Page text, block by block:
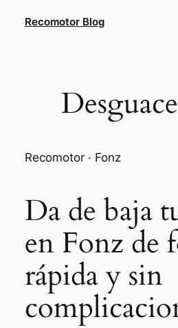
Recomotor Blog
Recomotor · Fonz
Da de baja
en Fonz de
rápida y sin